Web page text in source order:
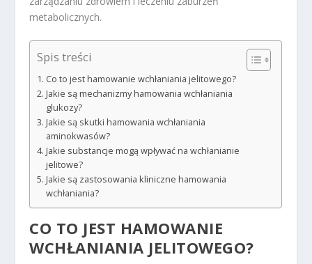
metabolicznych.
Spis treści
Co to jest hamowanie wchłaniania jelitowego?
Jakie są mechanizmy hamowania wchłaniania
glukozy?
Jakie są skutki hamowania wchłaniania
aminokwasów?
Jakie substancje mogą wpływać na wchłanianie
jelitowe?
Jakie są zastosowania kliniczne hamowania
wchłaniania?
CO TO JEST HAMOWANIE
WCHŁANIANIA JELITOWEGO?